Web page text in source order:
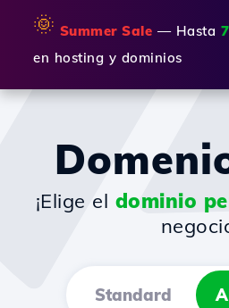
🌞 Summer Sale — Hasta
en hosting y dominios
¡Elige el dominio
Standard